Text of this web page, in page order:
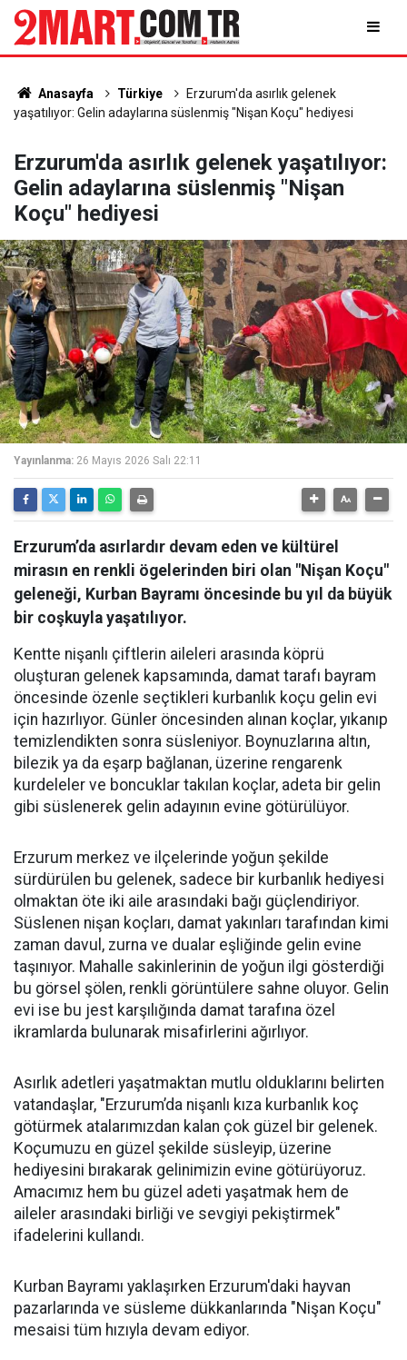
Anasayfa Türkiye
Erzurum'da asırlık gelenek
yaşatılıyor: Gelin adaylarına süslenmiş "Nişan Koçu" hediyesi
Erzurum'da asırlık gelenek yaşatılıyor:
Gelin adaylarına süslenmiş "Nişan
Koçu" hediyesi
Yayınlanma: 26 Mayıs 2026 Salı 22:11
Erzurum’da asırlardır devam eden ve kültürel
mirasın en renkli ögelerinden biri olan "Nişan Koçu"
geleneği, Kurban Bayramı öncesinde bu yıl da büyük
bir coşkuyla yaşatılıyor.
Kentte nişanlı çiftlerin aileleri arasında köprü
oluşturan gelenek kapsamında, damat tarafı bayram
öncesinde özenle seçtikleri kurbanlık koçu gelin evi
için hazırlıyor. Günler öncesinden alınan koçlar, yıkanıp
temizlendikten sonra süsleniyor. Boynuzlarına altın,
bilezik ya da eşarp bağlanan, üzerine rengarenk
kurdeleler ve boncuklar takılan koçlar, adeta bir gelin
gibi süslenerek gelin adayının evine götürülüyor.
Erzurum merkez ve ilçelerinde yoğun şekilde
sürdürülen bu gelenek, sadece bir kurbanlık hediyesi
olmaktan öte iki aile arasındaki bağı güçlendiriyor.
Süslenen nişan koçları, damat yakınları tarafından kimi
zaman davul, zurna ve dualar eşliğinde gelin evine
taşınıyor. Mahalle sakinlerinin de yoğun ilgi gösterdiği
bu görsel şölen, renkli görüntülere sahne oluyor. Gelin
evi ise bu jest karşılığında damat tarafına özel
ikramlarda bulunarak misafirlerini ağırlıyor.
Asırlık adetleri yaşatmaktan mutlu olduklarını belirten
vatandaşlar, "Erzurum’da nişanlı kıza kurbanlık koç
götürmek atalarımızdan kalan çok güzel bir gelenek.
Koçumuzu en güzel şekilde süsleyip, üzerine
hediyesini bırakarak gelinimizin evine götürüyoruz.
Amacımız hem bu güzel adeti yaşatmak hem de
aileler arasındaki birliği ve sevgiyi pekiştirmek"
ifadelerini kullandı.
Kurban Bayramı yaklaşırken Erzurum'daki hayvan
pazarlarında ve süsleme dükkanlarında "Nişan Koçu"
mesaisi tüm hızıyla devam ediyor.